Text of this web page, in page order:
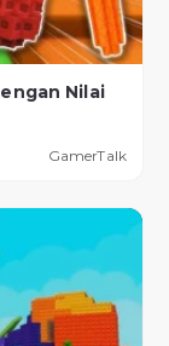
Nilai
GamerTalk